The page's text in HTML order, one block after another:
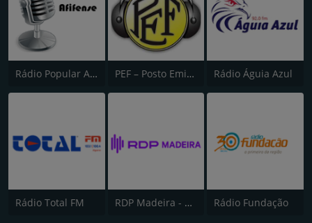
Rádio Popular Afifense PEF – Posto Emissor do Funchal (Canal 2) Rádio Águia Azul
Rádio Total FM RDP Madeira - Antena 3 Rádio Fundação